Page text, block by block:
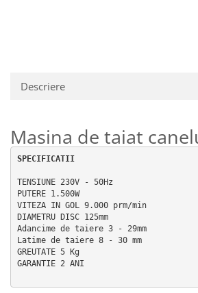
Descriere
Masina de taiat
SPECIFICATII
TENSIUNE 230V - 50Hz
PUTERE 1.500W
VITEZA IN GOL 9.000 prm/min
DIAMETRU DISC 125mm
Adancime de taiere 3 - 29mm
Latime de taiere 8 - 30 mm
GREUTATE 5 Kg
GARANTIE 2 ANI